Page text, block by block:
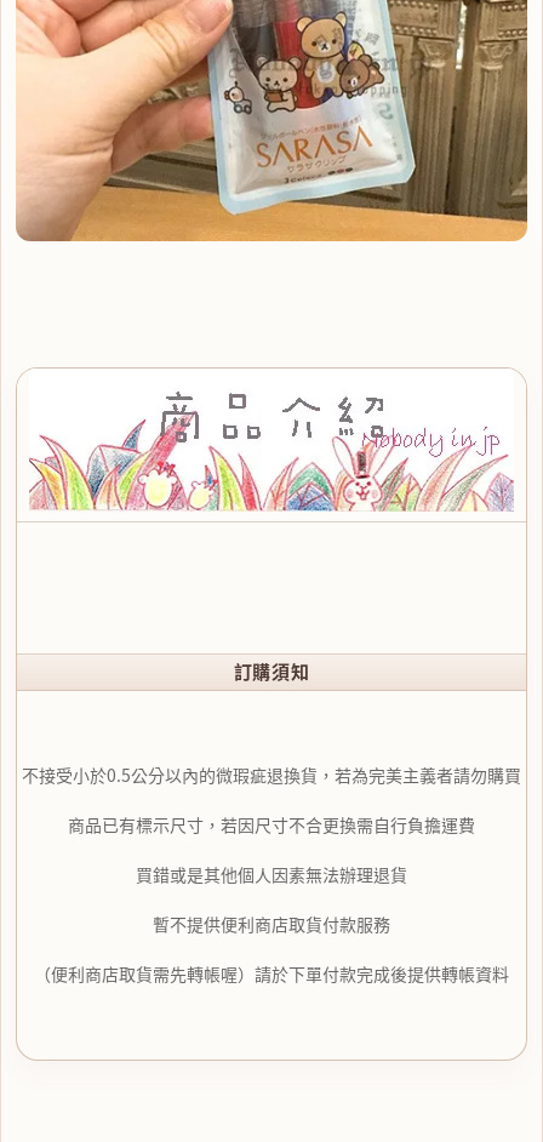
訂購須知
不接受小於0.5公分以內的微瑕疵退換貨，若為完美主義者請勿購買
商品已有標示尺寸，若因尺寸不合更換需自行負擔運費
買錯或是其他個人因素無法辦理退貨
暫不提供便利商店取貨付款服務
（便利商店取貨需先轉帳喔）請於下單付款完成後提供轉帳資料